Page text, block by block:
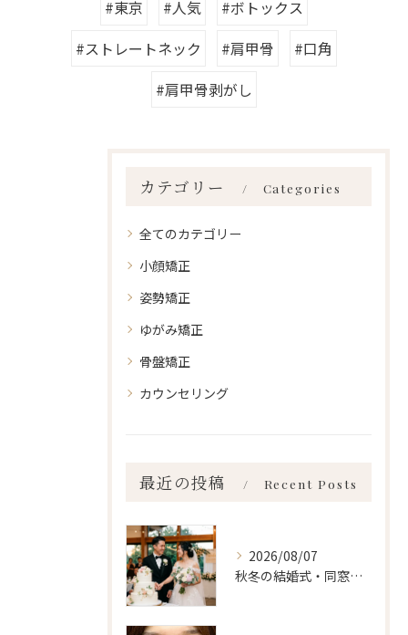
#東京
#人気
#ボトックス
#ストレートネック
#肩甲骨
#口角
#肩甲骨剥がし
カテゴリー Categories
全てのカテゴリー
小顔矯正
姿勢矯正
ゆがみ矯正
骨盤矯正
カウンセリング
最近の投稿 Recent Posts
2026/08/07
秋冬の結婚式・同窓会に間に合わせるなら「今」始めるべき理由 ailes式 before・after 新宿・食いしばり・骨盤矯正・小顔矯正・顎関節症・顔の左右差ならailesシンメトリー矯正院